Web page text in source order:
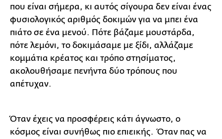
που είναι σήμερα, κι αυτός σίγουρα δεν είναι ένας
φυσιολογικός αριθμός δοκιμών για να μπει ένα
πιάτο σε ένα μενού. Πότε βάζαμε μουστάρδα,
πότε λεμόνι, το δοκιμάσαμε με ξίδι, αλλάζαμε
κομμάτια κρέατος και τρόπο στησίματος,
ακολουθήσαμε πενήντα δύο τρόπους που
απέτυχαν.
Όταν έχεις να προσφέρεις κάτι άγνωστο, ο
κόσμος είναι συνήθως πιο επιεικής. Όταν πας να